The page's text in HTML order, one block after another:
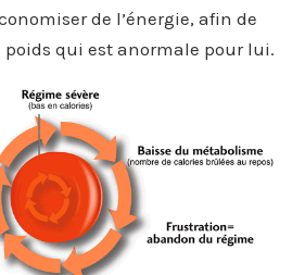
de l’énergie, afin de
poids qui est anormale pour lui.